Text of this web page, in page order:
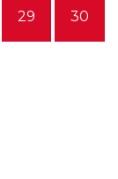
29 30